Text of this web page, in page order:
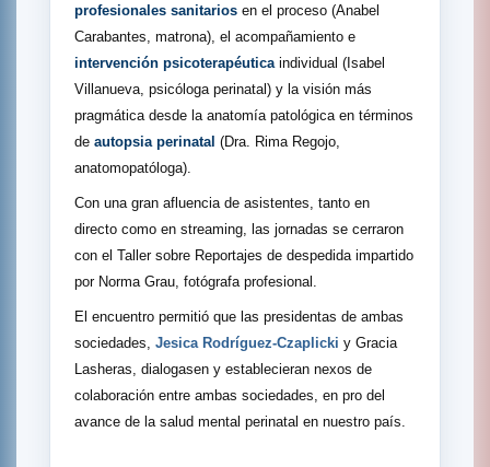
profesionales sanitarios en el proceso (Anabel
Carabantes, matrona), el acompañamiento e
intervención psicoterapéutica individual (Isabel
Villanueva, psicóloga perinatal) y la visión más
pragmática desde la anatomía patológica en términos
de autopsia perinatal (Dra. Rima Regojo,
anatomopatóloga).
Con una gran afluencia de asistentes, tanto en
directo como en streaming, las jornadas se cerraron
con el Taller sobre Reportajes de despedida impartido
por Norma Grau, fotógrafa profesional.
El encuentro permitió que las presidentas de ambas
sociedades, Jesica Rodríguez-Czaplicki y Gracia
Lasheras, dialogasen y establecieran nexos de
colaboración entre ambas sociedades, en pro del
avance de la salud mental perinatal en nuestro país.